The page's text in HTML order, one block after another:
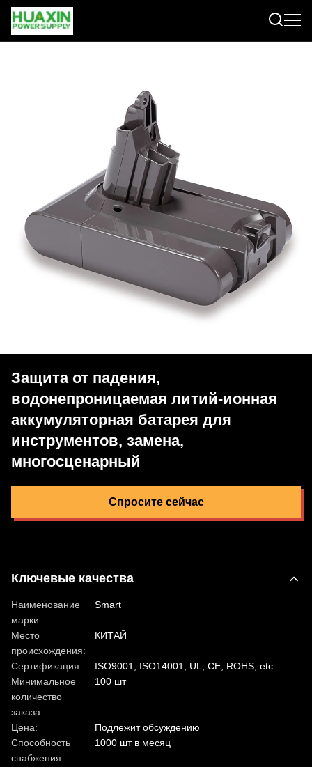
Защита от падения,
водонепроницаемая литий-ионная
аккумуляторная батарея для
инструментов, замена,
многосценарный
Спросите сейчас
Ключевые качества
Наименование
марки:
Smart
Место
происхождения:
КИТАЙ
Сертификация:
ISO9001, ISO14001, UL, CE, ROHS, etc
Минимальное
количество
заказа:
100 шт
Цена:
Подлежит обсуждению
Способность
снабжения:
1000 шт в месяц